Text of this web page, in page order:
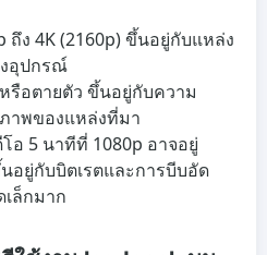
ถึง 4K (2160p) ขึ้นอยู่กับแหล่ง
อุปกรณ์
รือตายตัว ขึ้นอยู่กับความ
าพของแหล่งที่มา
อ 5 นาทีที่ 1080p อาจอยู่
อยู่กับบิตเรตและการบีบอัด
ล็กมาก